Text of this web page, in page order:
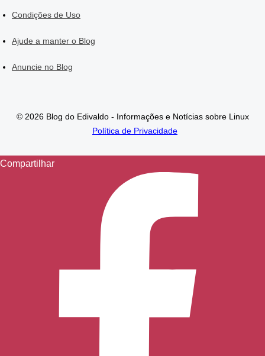
Condições de Uso
Ajude a manter o Blog
Anuncie no Blog
© 2026 Blog do Edivaldo - Informações e Notícias sobre Linux
Política de Privacidade
Compartilhar